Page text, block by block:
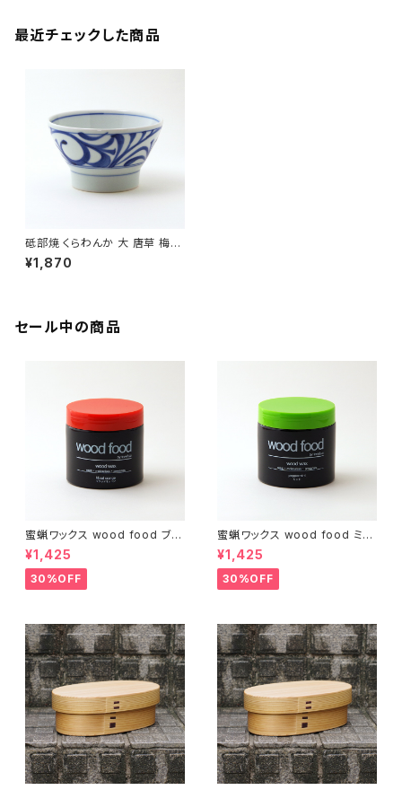
最近チェックした商品
砥部焼 くらわんか 大 唐草 梅山
窯 愛媛県【飯碗】【ご飯茶碗】【伝
統工芸品】【民藝品】【ギフト プレ
¥1,870
セール中の商品
蜜蝋ワックス wood food ブラ
ッドオレンジ【DIY】【木工】【ギフ
ト プレゼント】【父の日 お誕生
日】
¥1,425
30%OFF
蜜蝋ワックス wood food ミン
ト【DIY】【木工】【ギフト プレゼン
ト】【父の日 お誕生日】
¥1,425
30%OFF